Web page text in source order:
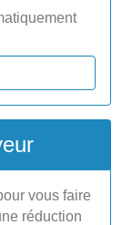
vous faire
réduction